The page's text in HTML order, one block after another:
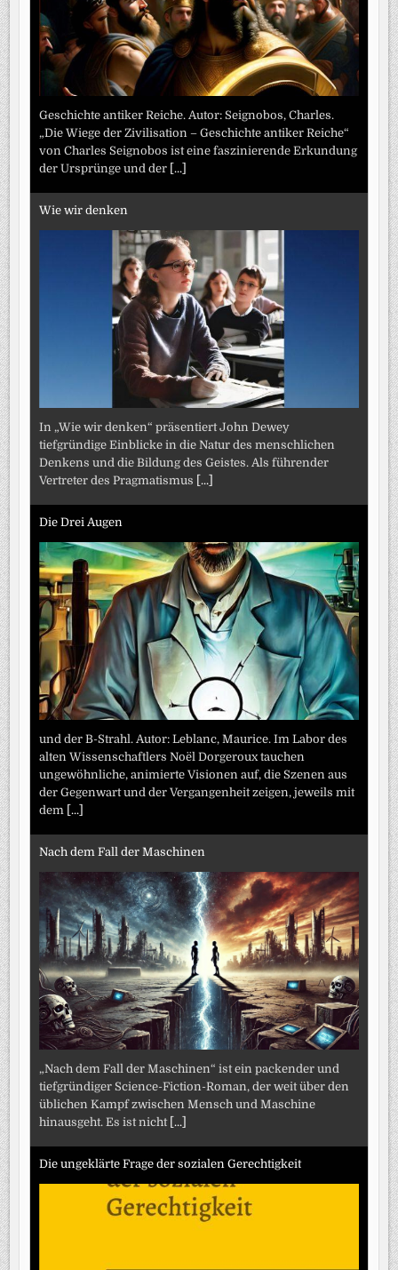
Geschichte antiker Reiche. Autor: Seignobos, Charles.
„Die Wiege der Zivilisation – Geschichte antiker Reiche“
von Charles Seignobos ist eine faszinierende Erkundung
der Ursprünge und der [...]
Wie wir denken
In „Wie wir denken“ präsentiert John Dewey
tiefgründige Einblicke in die Natur des menschlichen
Denkens und die Bildung des Geistes. Als führender
Vertreter des Pragmatismus [...]
Die Drei Augen
und der B-Strahl. Autor: Leblanc, Maurice. Im Labor des
alten Wissenschaftlers Noël Dorgeroux tauchen
ungewöhnliche, animierte Visionen auf, die Szenen aus
der Gegenwart und der Vergangenheit zeigen, jeweils mit
dem [...]
Nach dem Fall der Maschinen
„Nach dem Fall der Maschinen“ ist ein packender und
tiefgründiger Science-Fiction-Roman, der weit über den
üblichen Kampf zwischen Mensch und Maschine
hinausgeht. Es ist nicht [...]
Die ungeklärte Frage der sozialen Gerechtigkeit